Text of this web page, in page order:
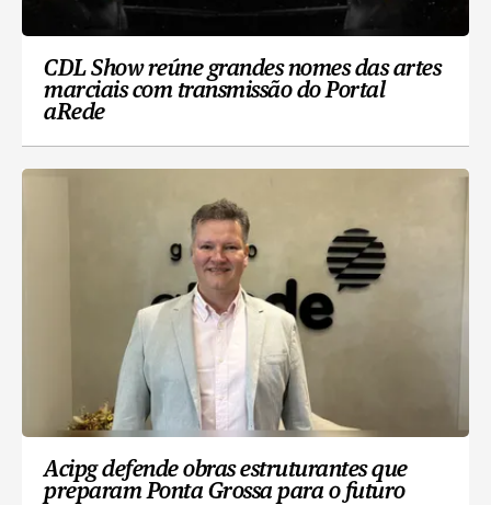
CDL Show reúne grandes nomes das artes
marciais com transmissão do Portal
aRede
Acipg defende obras estruturantes que
preparam Ponta Grossa para o futuro